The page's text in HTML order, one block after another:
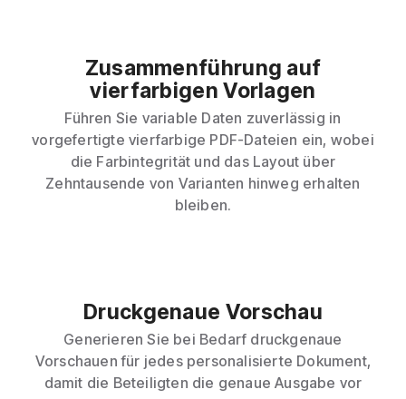
Zusammenführung auf
vierfarbigen Vorlagen
Führen Sie variable Daten zuverlässig in
vorgefertigte vierfarbige PDF-Dateien ein, wobei
die Farbintegrität und das Layout über
Zehntausende von Varianten hinweg erhalten
bleiben.
Druckgenaue Vorschau
Generieren Sie bei Bedarf druckgenaue
Vorschauen für jedes personalisierte Dokument,
damit die Beteiligten die genaue Ausgabe vor